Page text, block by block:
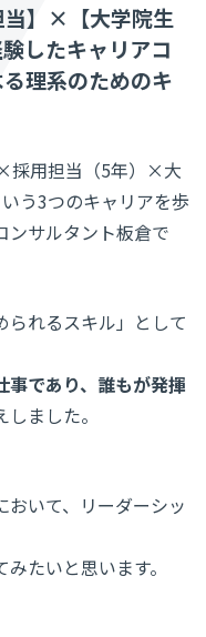
当】×【大学院生
したキャリアコ
理系のためのキ
採用担当（5年）×大
う3つのキャリアを歩
ンサルタント板倉で
れるスキル」として
事であり、誰もが発揮
ました。
おいて、リーダーシッ
たいと思います。